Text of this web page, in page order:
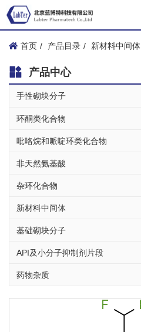
首页
产品目录 新材料中间体
产品中心
手性砌块分子
环酮类化合物
吡咯烷和哌啶环类化合物
非天然氨基酸
杂环化合物
新材料中间体
基础砌块分子
API及小分子抑制剂片段
药物杂质